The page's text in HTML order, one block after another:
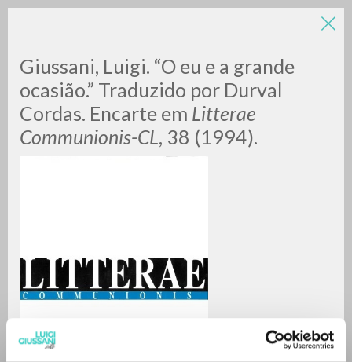
Giussani, Luigi. “O eu e a grande
ocasião.” Traduzido por Durval
Cordas. Encarte em Litterae
Communionis-CL, 38 (1994).
LUIGI
GIUSSANI